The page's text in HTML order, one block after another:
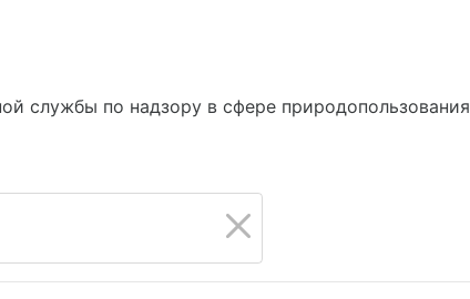
службы по надзору в сфере природопользования